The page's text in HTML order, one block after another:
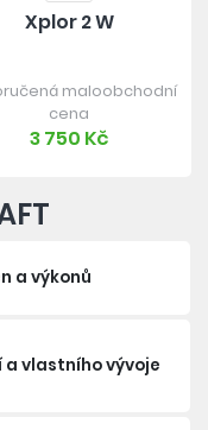
Xplor 2 W
maloobchodní
cena
3 750 Kč
a výkonů
a vlastního vývoje